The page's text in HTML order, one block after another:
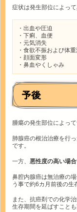
症状は発生部位によって
・出血や圧迫
・下痢、血便
・元気消失
・食欲不振および体
・顔面変形
・鼻血やくしゃみ
予後
腫瘍の発生部位によっ
肺腺癌の根治治療を行
です。
一方、 悪性度の高い場
鼻腔内腺癌は無治療の
う事で約6カ月前後の生
また、抗癌剤での化学
生存期間を延ばすことも